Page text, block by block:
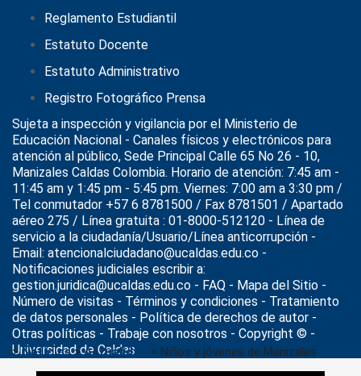
>Noticias>Actualidad > Niños y jóvenes de Manizales
aprenden la historia de la ciudad desde los archivos: una
Reglamento Estudiantil
Estatuto Docente
Estatuto Administrativo
Registro Fotográfico Prensa
Sujeta a inspección y vigilancia por el Ministerio de
Educación Nacional - Canales físicos y electrónicos para
atención al público, Sede Principal Calle 65 No 26 - 10,
Manizales Caldas Colombia. Horario de atención: 7:45 am -
11:45 am y 1:45 pm - 5:45 pm. Viernes: 7:00 am a 3:30 pm /
Tel conmutador +57 6 8781500 / Fax 8781501 / Apartado
aéreo 275 / Línea gratuita : 01-8000-512120 - Línea de
servicio a la ciudadanía/Usuario/Línea anticorrupción -
Email: atencionalciudadano@ucaldas.edu.co -
Notificaciones judiciales escribir a:
gestion.juridica@ucaldas.edu.co - FAQ - Mapa del Sitio -
Número de visitas - Términos y condiciones - Tratamiento
de datos personales - Política de derechos de autor -
Otras políticas - Trabaje con nosotros - Copyright © -
Universidad de Caldas